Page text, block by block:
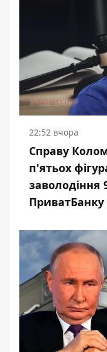
22:52 вчора
Справу
п'ятьох
заволодіння
ПриватБанку